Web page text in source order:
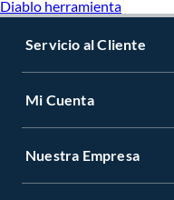
Diablo herramienta
Servicio al Cliente
Mi Cuenta
Nuestra Empresa